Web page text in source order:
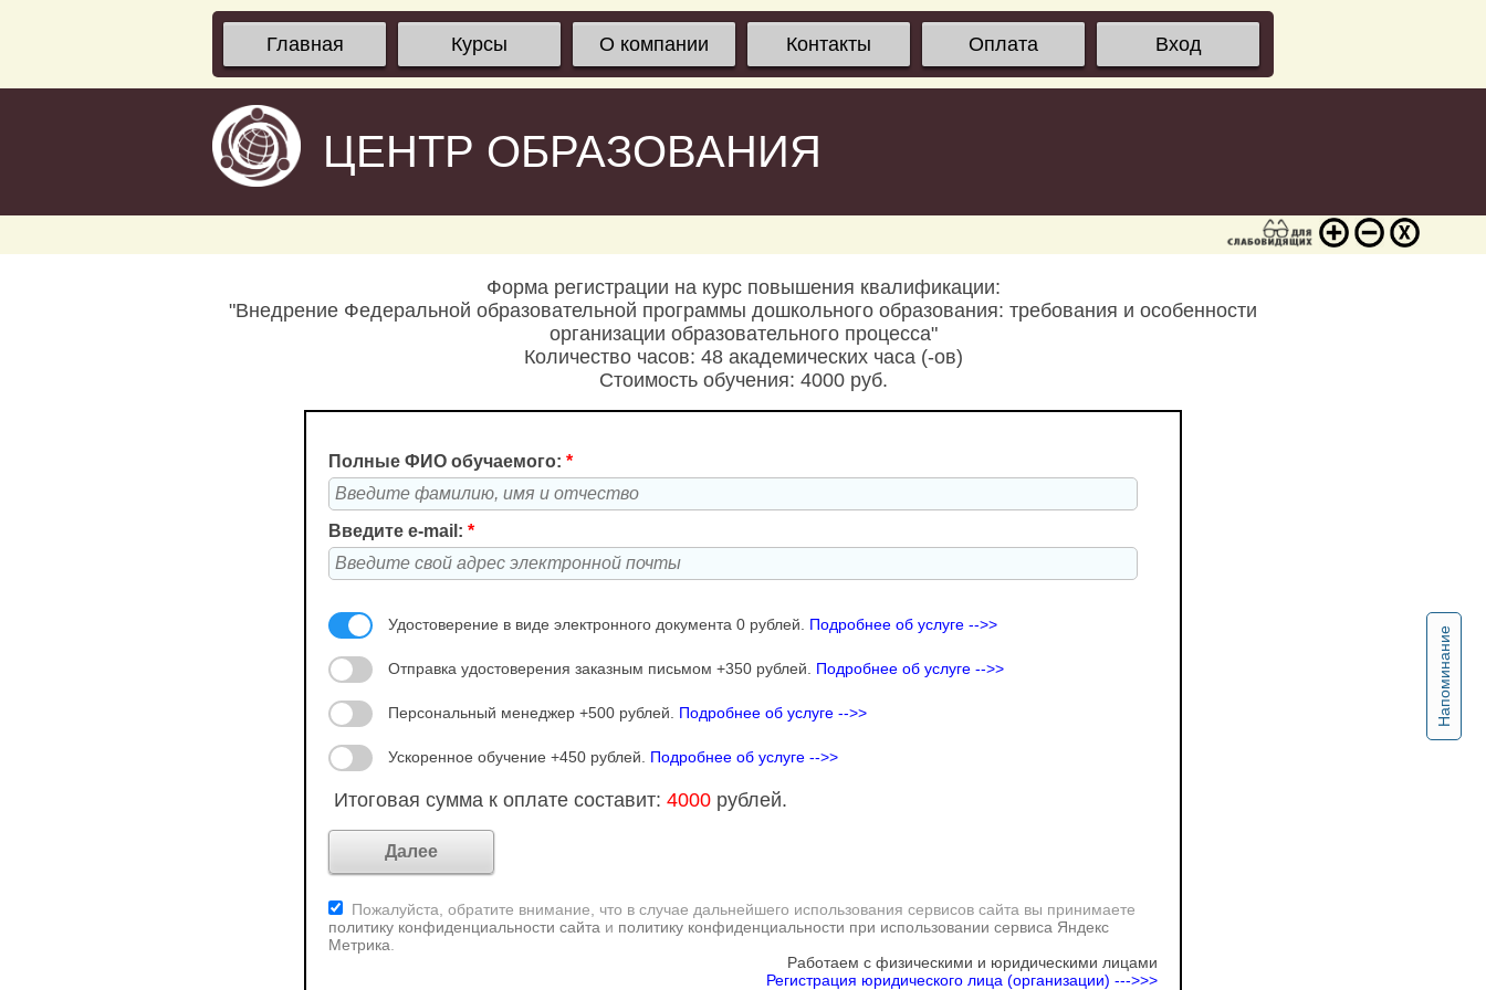
Главная Курсы О компании Контакты Оплата Вход
ЦЕНТР ОБРАЗОВАНИЯ
Напоминание
Форма регистрации на курс повышения квалификации:
"Внедрение Федеральной образовательной программы дошкольного образования: требования и особенности
организации образовательного процесса"
Количество часов: 48 академических часа (-ов)
Стоимость обучения: 4000 руб.
Полные ФИО обучаемого: *
Введите e-mail: *
Удостоверение в виде электронного документа 0 рублей. Подробнее об услуге -->>
Отправка удостоверения заказным письмом +350 рублей. Подробнее об услуге -->>
Персональный менеджер +500 рублей. Подробнее об услуге -->>
Ускоренное обучение +450 рублей. Подробнее об услуге -->>
Итоговая сумма к оплате составит: 4000 рублей.
Пожалуйста, обратите внимание, что в случае дальнейшего использования сервисов сайта вы принимаете
политику конфиденциальности сайта и политику конфиденциальности при использовании сервиса Яндекс
Метрика
Работаем с физическими и юридическими лицами
Регистрация юридического лица (организации) --->>>